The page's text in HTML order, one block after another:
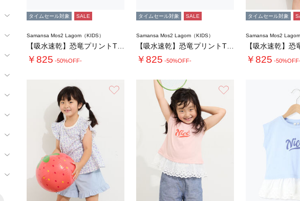
タイムセール対象 SALE
Samansa Mos2 Lagom（KIDS）
￥825 -50%OFF-
タイムセール対象 SALE
Samansa Mos2 Lagom（KIDS）
￥825 -50%OFF-
タイムセール対象
Samansa Mos2 Lagom
￥825 -